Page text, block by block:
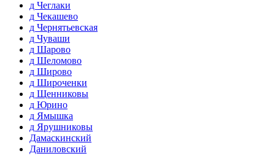
д Чеглаки
д Чекашево
д Чернятьевская
д Чуваши
д Шарово
д Шеломово
д Широво
д Широченки
д Щенниковы
д Юрино
д Ямышка
д Ярушниковы
Дамаскинский
Даниловский